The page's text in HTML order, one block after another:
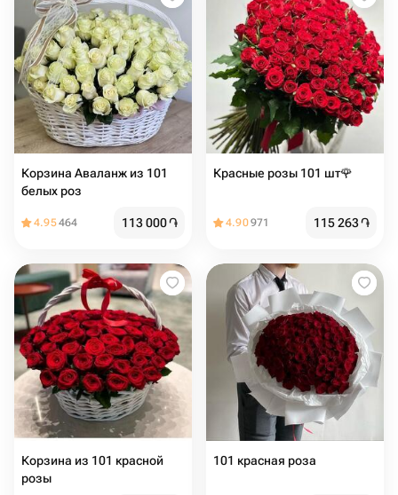
Корзина Аваланж из 101
белых роз
4.95464 113 000֏
Красные розы 101 шт🌹
4.90971 115 263֏
Корзина из 101 красной
розы
101 красная роза